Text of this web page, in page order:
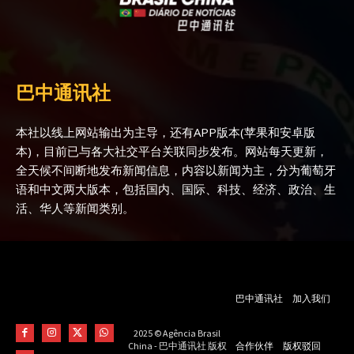
巴中通讯社
本社以线上网站输出为主导，还有APP版本(苹果和安卓版
本)，目前已与各大社交平台关联同步发布。网站每天更新，
全天候不间断地发布新闻信息，内容以新闻为主，分为葡萄牙
语和中文两大版本，包括国内、国际、科技、经济、政治、生
活、华人等新闻类别。
2025 © Agência Brasil
China - 巴中通讯社 版权
巴中通讯社 加入我们
合作伙伴 版权驳回